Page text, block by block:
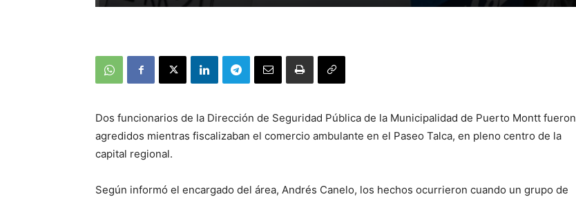
Dos funcionarios de la Dirección de Seguridad Pública de la Municipalidad de Puerto Montt fueron
agredidos mientras fiscalizaban el comercio ambulante en el Paseo Talca, en pleno centro de la
capital regional.
Según informó el encargado del área, Andrés Canelo, los hechos ocurrieron cuando un grupo de